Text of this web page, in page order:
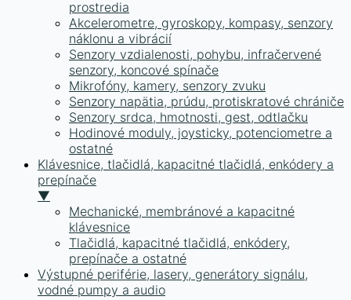
prostredia
Akcelerometre, gyroskopy, kompasy, senzory
náklonu a vibrácií
Senzory vzdialenosti, pohybu, infračervené
senzory, koncové spínače
Mikrofóny, kamery, senzory zvuku
Senzory napätia, prúdu, protiskratové chrániče
Senzory srdca, hmotnosti, gest, odtlačku
Hodinové moduly, joysticky, potenciometre a
ostatné
Klávesnice, tlačidlá, kapacitné tlačidlá, enkódery a
prepínače
▼
Mechanické, membránové a kapacitné
klávesnice
Tlačidlá, kapacitné tlačidlá, enkódery,
prepínače a ostatné
Výstupné periférie, lasery, generátory signálu,
vodné pumpy a audio